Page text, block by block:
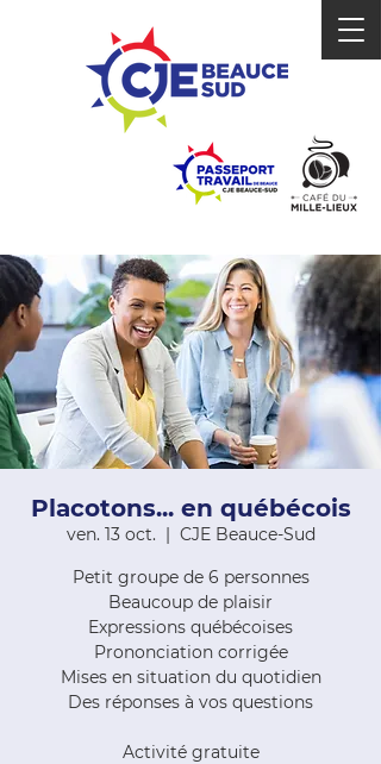
Placotons... en québécois
ven. 13 oct.
  |
CJE Beauce-Sud
Petit groupe de 6 personnes
Beaucoup de plaisir
Expressions québécoises
Prononciation corrigée
Mises en situation du quotidien
Des réponses à vos questions
Activité gratuite